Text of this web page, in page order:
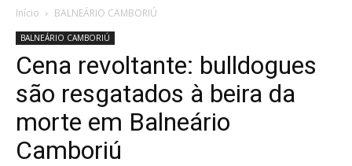
Início BALNEÁRIO CAMBORIÚ
BALNEÁRIO CAMBORIÚ
Cena revoltante: bulldogues
são resgatados à beira da
morte em Balneário
Camboriú